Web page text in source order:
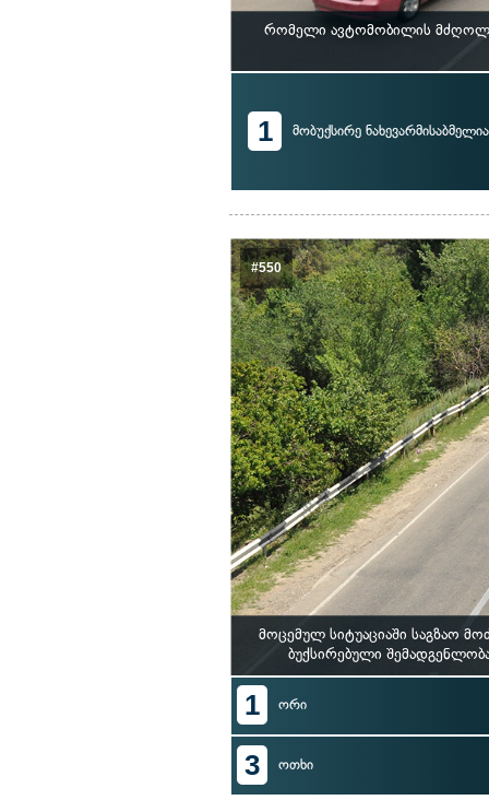
რომელი ავტომობილის მძღოლი
1 მობუქსირე
#550
მოცემულ სიტუაციაში საგზაო
ბუქსირებული
1 ორი
3 ოთხი